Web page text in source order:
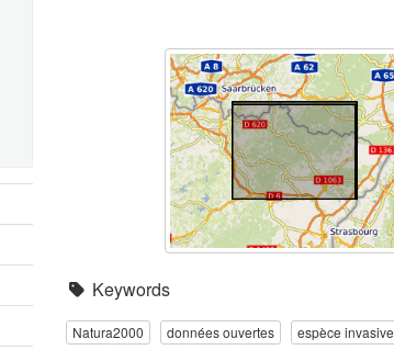
Keywords
Natura2000 données ouvertes
espèce invasive